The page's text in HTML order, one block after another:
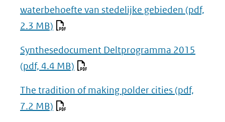
waterbehoefte van stedelijke gebieden (pdf,
2.3 MB)
Synthesedocument Deltprogramma 2015
(pdf, 4.4 MB)
The tradition of making polder cities (pdf,
7.2 MB)